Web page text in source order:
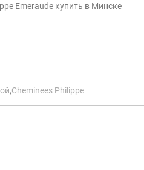
Emeraude купить в Минске
,Cheminees Philippe